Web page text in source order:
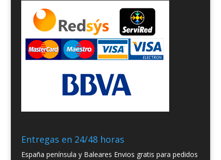
Entregas en 24/48 horas
España península y Baleares Envios gratis para pedidos